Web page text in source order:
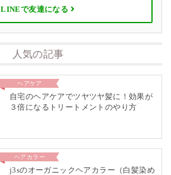
LINEで友達になる
人気の記事
ヘアケア
自宅のヘアケアでツヤツヤ髪に！効果が
３倍になるトリートメントのやり方
ヘアカラー
j3sのオーガニックヘアカラー（白髪染め